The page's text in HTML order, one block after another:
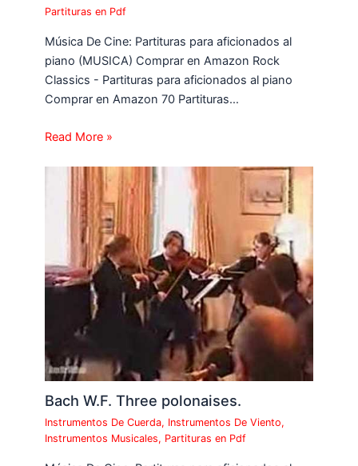
Partituras en Pdf
Música De Cine: Partituras para aficionados al
piano (MUSICA) Comprar en Amazon Rock
Classics - Partituras para aficionados al piano
Comprar en Amazon 70 Partituras…
Read More »
Bach W.F. Three polonaises.
Instrumentos De Cuerda, Instrumentos De Viento,
Instrumentos Musicales, Partituras en Pdf